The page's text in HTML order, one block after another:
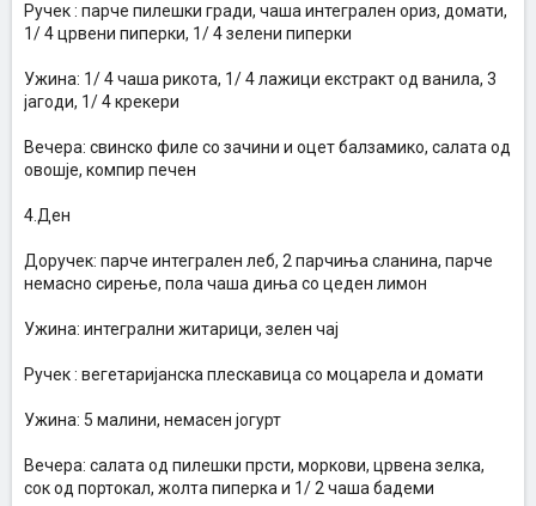
Ручек : парче пилешки гради, чаша интегрален ориз, домати,
1/ 4 црвени пиперки, 1/ 4 зелени пиперки
Ужина: 1/ 4 чаша рикота, 1/ 4 лажици екстракт од ванила, 3
јагоди, 1/ 4 крекери
Вечера: свинско филе со зачини и оцет балзамико, салата од
овошје, компир печен
4.Ден
Доручек: парче интегрален леб, 2 парчиња сланина, парче
немасно сирење, пола чаша диња со цеден лимон
Ужина: интегрални житарици, зелен чај
Ручек : вегетаријанска плескавица со моцарела и домати
Ужина: 5 малини, немасен јогурт
Вечера: салата од пилешки прсти, моркови, црвена зелка,
сок од портокал, жолта пиперка и 1/ 2 чаша бадеми